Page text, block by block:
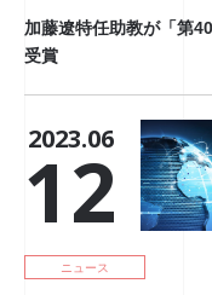
加藤遼特任助教が「第
受賞
2023.06
12
ニュース